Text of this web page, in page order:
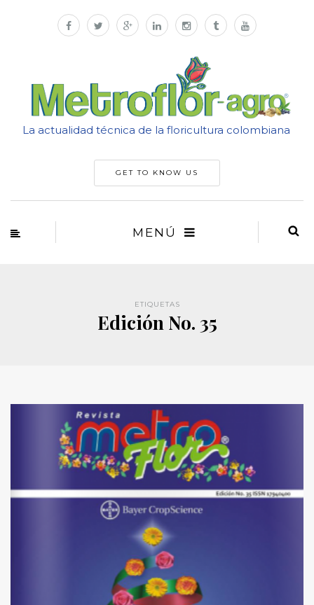
La actualidad técnica de la floricultura colombiana
GET TO KNOW US
MENÚ
ETIQUETAS
Edición No. 35